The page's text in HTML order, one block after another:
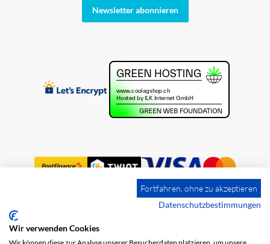
Newsletter abonnieren
Impressum
Fortfahren, ohne zu akzeptieren
Datenschutzbestimmungen
Wir verwenden Cookies